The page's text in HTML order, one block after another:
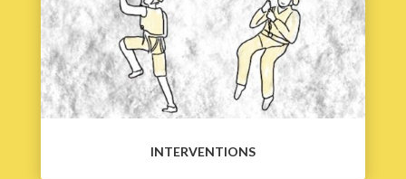
INTERVENTIONS